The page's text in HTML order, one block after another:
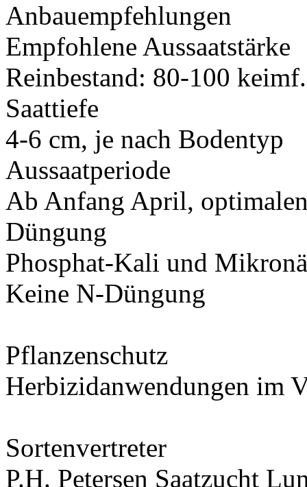
Anbauempfehlungen
Empfohlene Aussaatstärke
Reinbestand: 80-100
Saattiefe
4-6 cm, je nach Bodentyp
Aussaatperiode
Ab Anfang April,
Düngung
Phosphat-Kali und
Keine N-Düngung
Pflanzenschutz
Herbizidanwendungen im
Sortenvertreter
P.H. Petersen Saatzucht